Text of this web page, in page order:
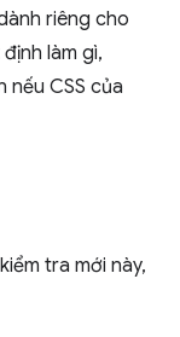
riêng cho
làm gì,
CSS của
tra mới này,